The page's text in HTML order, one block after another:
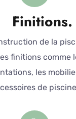
Finitions.
de la
finitions comme
les
de